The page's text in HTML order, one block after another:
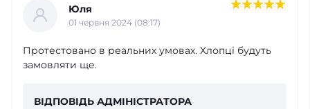
Юля
01 червня 2024 (08:17)
Протестовано в реальних умовах. Хлопці будуть
замовляти ще.
ВІДПОВІДЬ АДМІНІСТРАТОРА